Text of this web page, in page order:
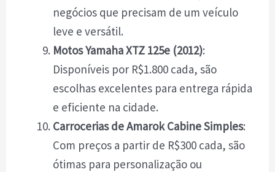
negócios que precisam de um veículo
leve e versátil.
Motos Yamaha XTZ 125e (2012):
Disponíveis por R$1.800 cada, são
escolhas excelentes para entrega rápida
e eficiente na cidade.
Carrocerias de Amarok Cabine Simples:
Com preços a partir de R$300 cada, são
ótimas para personalização ou